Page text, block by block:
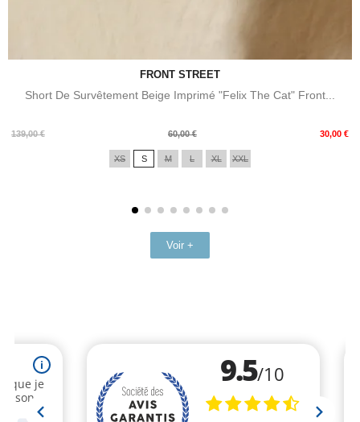
FRONT STREET
Short De Survêtement Beige Imprimé "Felix The Cat" Front...
139,00 €
Prix
60,00 € 30,00 €
Prix
XS S M L XL XXL
Voir +